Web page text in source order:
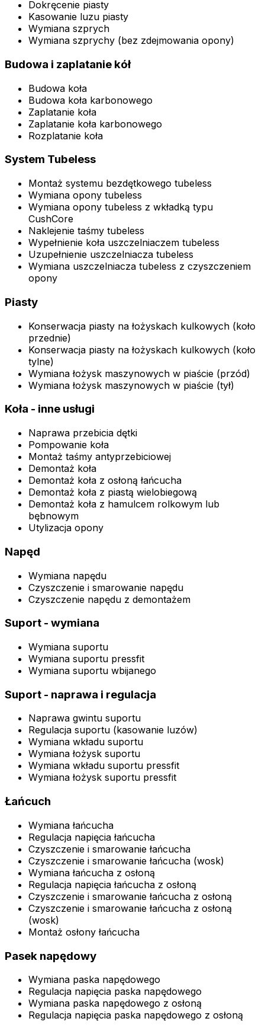
Dokręcenie piasty
Kasowanie luzu piasty
Wymiana szprych
Wymiana szprychy (bez zdejmowania opony)
Budowa i zaplatanie kół
Budowa koła
Budowa koła karbonowego
Zaplatanie koła
Zaplatanie koła karbonowego
Rozplatanie koła
System Tubeless
Montaż systemu bezdętkowego tubeless
Wymiana opony tubeless
Wymiana opony tubeless z wkładką typu
CushCore
Naklejenie taśmy tubeless
Wypełnienie koła uszczelniaczem tubeless
Uzupełnienie uszczelniacza tubeless
Wymiana uszczelniacza tubeless z czyszczeniem
opony
Piasty
Konserwacja piasty na łożyskach kulkowych (koło
przednie)
Konserwacja piasty na łożyskach kulkowych (koło
tylne)
Wymiana łożysk maszynowych w piaście (przód)
Wymiana łożysk maszynowych w piaście (tył)
Koła - inne usługi
Naprawa przebicia dętki
Pompowanie koła
Montaż taśmy antyprzebiciowej
Demontaż koła
Demontaż koła z osłoną łańcucha
Demontaż koła z piastą wielobiegową
Demontaż koła z hamulcem rolkowym lub
bębnowym
Utylizacja opony
Napęd
Wymiana napędu
Czyszczenie i smarowanie napędu
Czyszczenie napędu z demontażem
Suport - wymiana
Wymiana suportu
Wymiana suportu pressfit
Wymiana suportu wbijanego
Suport - naprawa i regulacja
Naprawa gwintu suportu
Regulacja suportu (kasowanie luzów)
Wymiana wkładu suportu
Wymiana łożysk suportu
Wymiana wkładu suportu pressfit
Wymiana łożysk suportu pressfit
Łańcuch
Wymiana łańcucha
Regulacja napięcia łańcucha
Czyszczenie i smarowanie łańcucha
Czyszczenie i smarowanie łańcucha (wosk)
Wymiana łańcucha z osłoną
Regulacja napięcia łańcucha z osłoną
Czyszczenie i smarowanie łańcucha z osłoną
Czyszczenie i smarowanie łańcucha z osłoną
(wosk)
Montaż osłony łańcucha
Pasek napędowy
Wymiana paska napędowego
Regulacja napięcia paska napędowego
Wymiana paska napędowego z osłoną
Regulacja napięcia paska napędowego z osłoną